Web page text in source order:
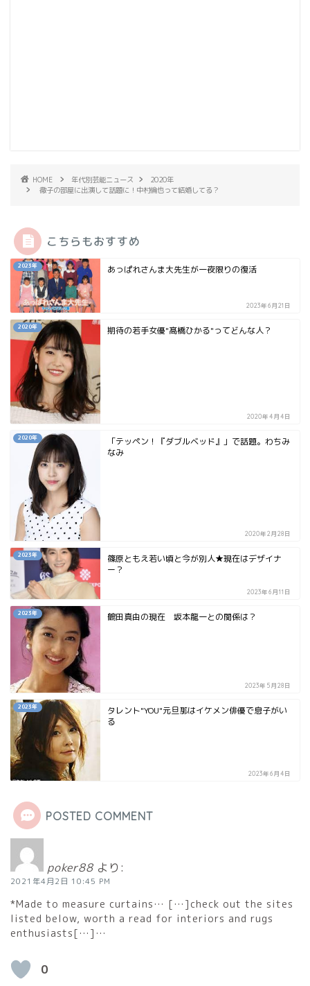
HOME 年代別芸能ニュース
2020年
徹子の部屋に出演して話題に！中村倫也って結婚してる？
こちらもおすすめ
2023年 あっぱれさんま大先生が一夜限りの復活
2023年6月21日
2020年 期待の若手女優"髙橋ひかる"ってどんな人？
2020年4月4日
2020年
「テッペン！『ダブルベッド』」で話題。わちみ
なみ
2020年2月28日
2023年
篠原ともえ若い頃と今が別人★現在はデザイナ
ー？
2023年6月11日
2023年 鶴田真由の現在 坂本龍一との関係は？
2023年5月28日
2023年
タレント"YOU"元旦那はイケメン俳優で息子がい
る
2023年6月4日
POSTED COMMENT
poker88 より:
2021年4月2日 10:45 PM
*Made to measure curtains… […]check out the sites
listed below, worth a read for interiors and rugs
enthusiasts[…]…
0